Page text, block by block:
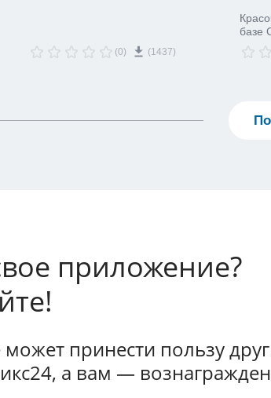
(0) (1437)
базе
приложение?
принести пользу
а вам —